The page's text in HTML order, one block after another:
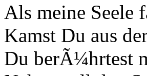
Als meine Seele
Kamst Du aus
Du berÃ¼hrtest